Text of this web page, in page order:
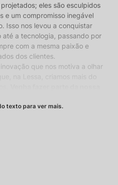
eles são esculpidos
e um compromisso inegável
Isso nos levou a conquistar
a tecnologia, passando por
com a mesma paixão e
dos clientes.
que nos motiva a olhar
na Lessa, criamos mais do
texto para ver mais.